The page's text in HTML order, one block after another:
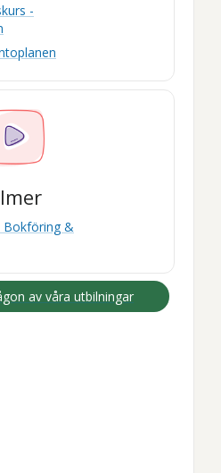
-
Bokföring &
av våra utbilningar